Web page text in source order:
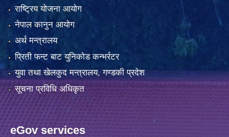
राष्ट्रिय योजना आयोग
नेपाल कानुन आयोग
अर्थ मन्त्रालय
प्रिती फन्ट बाट युनिकोड कन्भर्रटर
युवा तथा खेलकुद मन्त्रालय, गण्डकी प्रदेश
सूचना प्रविधि अधिकृत
eGov services